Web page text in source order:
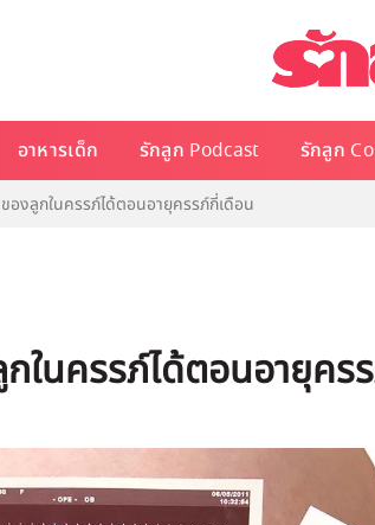
อาหารเด็ก รักลูก Podcast รักลูก
องลูกในครรภ์ได้ตอนอายุครรภ์กี่เดือน
ในครรภ์ได้ตอนอายุคร